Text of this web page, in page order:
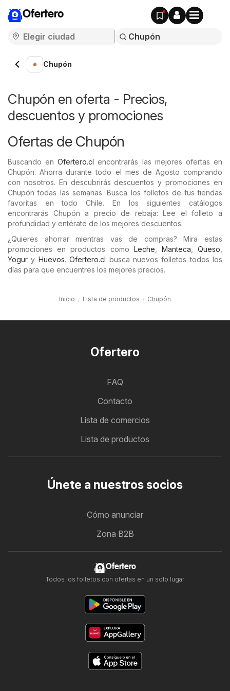
Ofertero
Chupón
Chupón en oferta - Precios,
descuentos y promociones
Ofertas de Chupón
Buscando enOfertero.cl encontrarás las mejores ofertas en
Chupón. Ahorra durante todo el mes de Agosto comprando
con nosotros. En descubrirás descuentos y promociones en
Chupón todas las semanas. Busca los folletos de tus tiendas
favoritas en todo Chile. En los siguientes catálogos
encontrarás Chupón a precio de rebaja: Lee el folleto a
profundidad y entérate de los mejores descuentos.
¿Quieres ahorrar mientras vas de compras? Mira estas
promociones en productos como Leche Manteca ,Queso
Yogur y Huevos.Ofertero.cl busca nuevos folletos todos los
días para que encuentres los mejores precios.
Inicio Lista de productos Chupón
Ofertero
FAQ
Contacto
Lista de comercios
Lista de productos
Únete a nuestros socios
Cómo anunciar
Zona B2B
Ofertero
Todos los folletos con ofertas en un solo lugar